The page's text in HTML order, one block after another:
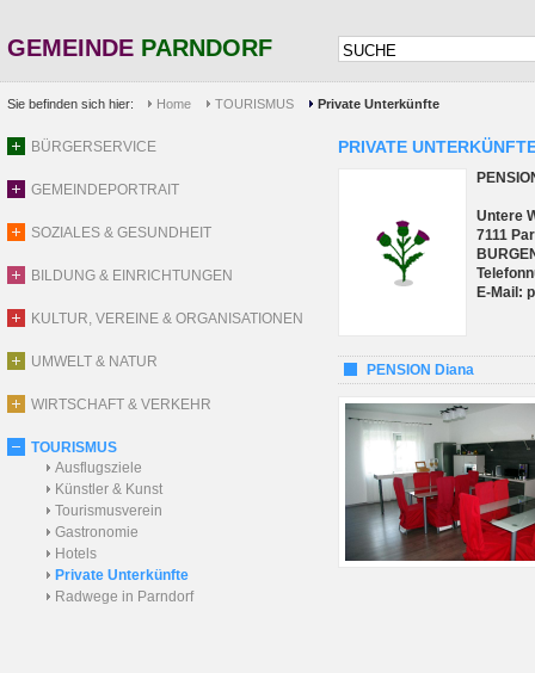
GEMEINDE PARNDORF
Sie befinden sich hier: Home TOURISMUS Private Unterkünfte
BÜRGERSERVICE
GEMEINDEPORTRAIT
SOZIALES & GESUNDHEIT
BILDUNG & EINRICHTUNGEN
KULTUR, VEREINE & ORGANISATIONEN
UMWELT & NATUR
WIRTSCHAFT & VERKEHR
TOURISMUS
Ausflugsziele
Künstler & Kunst
Tourismusverein
Gastronomie
Hotels
Private Unterkünfte
Radwege in Parndorf
PRIVATE
Untere
7111
E-Mail:
PENSION Diana